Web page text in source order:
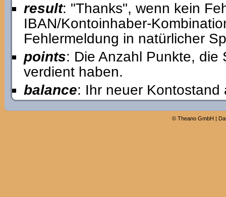
result: "Thanks", wenn kein
IBAN/Kontoinhaber-
Fehlermeldung in natürlicher
points: Die Anzahl Punkte, die
verdient haben.
balance: Ihr neuer Kontostand
© Theano GmbH |